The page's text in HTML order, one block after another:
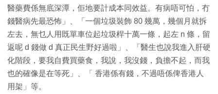
醫藥費係無底深潭，佢地要計成本同效益。有病唔可怕，冇
錢醫病先最恐怖」、「一個垃圾裝飾 80 幾萬，幾個月就拆
左去，無乜人用既單車位起垃圾桿十萬一條，起左 n 條，留
返呢 d 錢做 d 真正民生野好過啦」、「醫生也說我進入肝硬
化階段，要我自費買藥食，我說，我沒錢，負擔不起，而我
也的確像是在等死」、「 香港係有錢，不過唔係俾香港人
用架」等。